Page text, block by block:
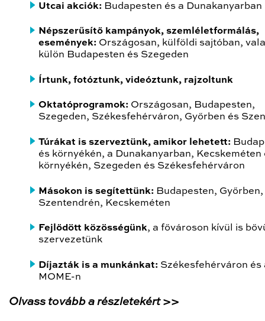
Utcai akciók: Budapesten és a Dunakanyarban
Népszerűsítő kampányok, szemléletformálás,
események: Országosan, külföldi sajtóban,
külön Budapesten és Szegeden
Írtunk, fotóztunk, videóztunk, rajzoltunk
Oktatóprogramok: Országosan, Budapesten,
Szegeden, Székesfehérváron, Győrben és
Túrákat is szerveztünk, amikor lehetett:
és környékén, a Dunakanyarban, Kecskeméten
környékén, Szegeden és Székesfehérváron
Másokon is segítettünk: Budapesten, Győrben,
Szentendrén, Kecskeméten
Fejlődött közösségünk, a fővároson kívül is
szervezetünk
Díjazták is a munkánkat: Székesfehérváron és
MOME-n
Olvass tovább a részletekért >>